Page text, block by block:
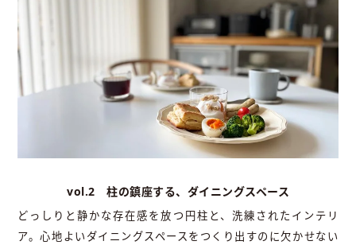
vol.2 柱の鎮座する、ダイニングスペース
どっしりと静かな存在感を放つ円柱と、洗練されたインテリ
ア。心地よいダイニングスペースをつくり出すのに欠かせない